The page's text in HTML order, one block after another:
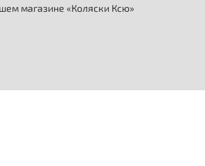
магазине «Коляски Ксю»